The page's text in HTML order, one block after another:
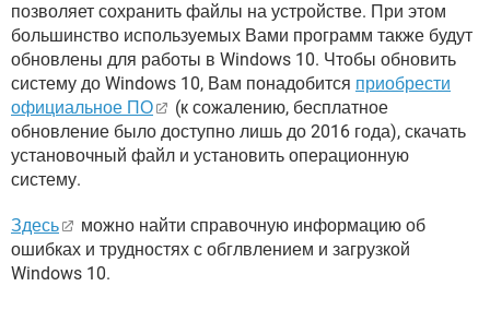
позволяет сохранить файлы на устройстве. При этом
большинство используемых Вами программ также будут
обновлены для работы в Windows 10. Чтобы обновить
систему до Windows 10, Вам понадобится приобрести
официальное ПО
(к сожалению, бесплатное
обновление было доступно лишь до 2016 года), скачать
установочный файл и установить операционную
систему.
Здесь
можно найти справочную информацию об
ошибках и трудностях с обглвлением и загрузкой
Windows 10.